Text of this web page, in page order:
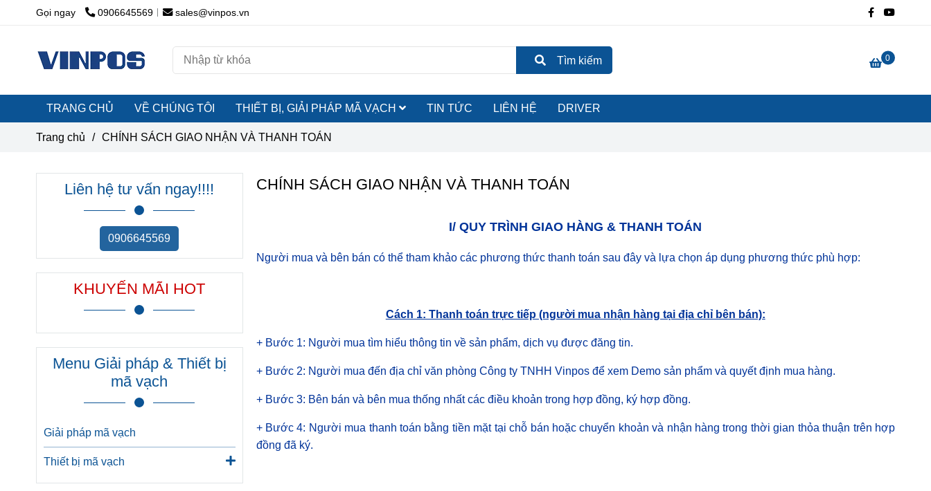
CHÍNH SÁCH GIAO NHẬN VÀ THANH TOÁN
I/ QUY TRÌNH GIAO HÀNG & THANH TOÁN
Người mua và bên bán có thể tham khảo các phương thức thanh toán sau đây và lựa chọn áp dụng phương thức phù hợp:
Cách 1: Thanh toán trực tiếp (người mua nhận hàng tại địa chỉ bên bán):
+ Bước 1: Người mua tìm hiểu thông tin về sản phẩm, dịch vụ được đăng tin.
+ Bước 2: Người mua đến địa chỉ văn phòng Công ty TNHH Vinpos để xem Demo sản phẩm và quyết định mua hàng.
+ Bước 3: Bên bán và bên mua thống nhất các điều khoản trong hợp đồng, ký hợp đồng.
+ Bước 4: Người mua thanh toán bằng tiền mặt tại chỗ bán hoặc chuyển khoản và nhận hàng trong thời gian thỏa thuận trên hợp
đồng đã ký.
Liên hệ tư vấn ngay!!!!
0906645569
KHUYẾN MÃI HOT
Menu Giải pháp & Thiết bị
mã vạch
Giải pháp mã vạch
Thiết bị mã vạch
Trang chủ / CHÍNH SÁCH GIAO NHẬN VÀ THANH TOÁN
Gọi ngay 0906645569 sales@vinpos.vn
Tìm kiếm 0
TRANG CHỦ VỀ CHÚNG TÔI THIẾT BỊ, GIẢI PHÁP MÃ VẠCH TIN TỨC LIÊN HỆ DRIVER